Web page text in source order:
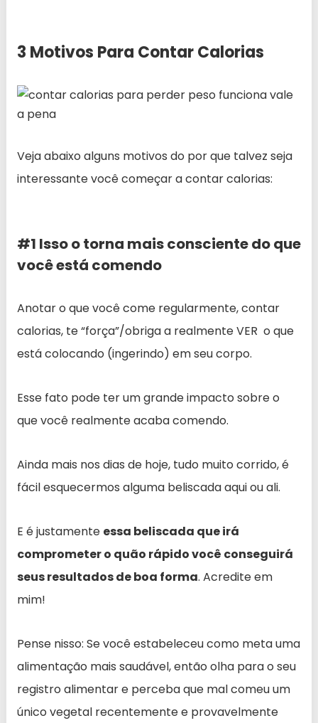
3 Motivos Para Contar Calorias
Veja abaixo alguns motivos do por que talvez seja
interessante você começar a contar calorias:
#1 Isso o torna mais consciente do que
você está comendo
Anotar o que você come regularmente, contar
calorias, te “força”/obriga a realmente VER o que
está colocando (ingerindo) em seu corpo.
Esse fato pode ter um grande impacto sobre o
que você realmente acaba comendo.
Ainda mais nos dias de hoje, tudo muito corrido, é
fácil esquecermos alguma beliscada aqui ou ali.
E é justamente essa beliscada que irá
comprometer o quão rápido você conseguirá
seus resultados de boa forma. Acredite em
mim!
Pense nisso: Se você estabeleceu como meta uma
alimentação mais saudável, então olha para o seu
registro alimentar e perceba que mal comeu um
único vegetal recentemente e provavelmente